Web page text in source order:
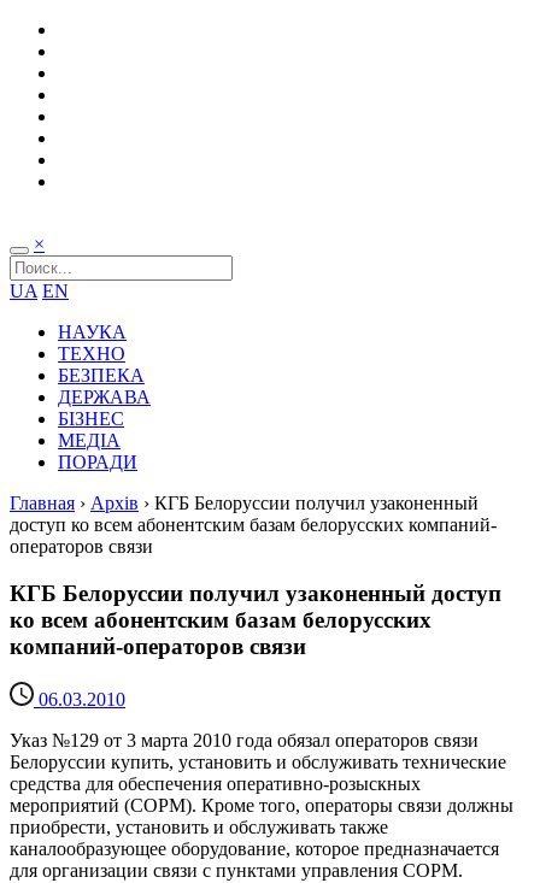
×
UA EN
НАУКА
ТЕХНО
БЕЗПЕКА
ДЕРЖАВА
БІЗНЕС
МЕДІА
ПОРАДИ
Главная › Архів › КГБ Белоруссии получил узаконенный
доступ ко всем абонентским базам белорусских компаний-
операторов связи
КГБ Белоруссии получил узаконенный доступ
ко всем абонентским базам белорусских
компаний-операторов связи
06.03.2010
Указ №129 от 3 марта 2010 года обязал операторов связи
Белоруссии купить, установить и обслуживать технические
средства для обеспечения оперативно-розыскных
мероприятий (СОРМ). Кроме того, операторы связи должны
приобрести, установить и обслуживать также
каналообразующее оборудование, которое предназначается
для организации связи с пунктами управления СОРМ.